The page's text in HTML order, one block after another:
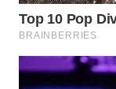
WN
LABUHANBATU
WN
TAPANULI